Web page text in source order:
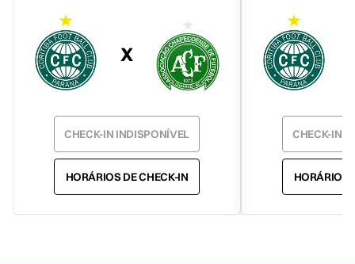
X
CHECK-IN INDISPONÍVEL
HORÁRIOS DE CHECK-IN
CHECK-IN
HORÁRIOS